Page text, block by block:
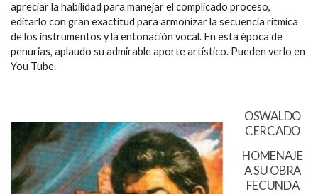
apreciar la habilidad para manejar el complicado proceso,
editarlo con gran exactitud para armonizar la secuencia rítmica
de los instrumentos y la entonación vocal. En esta época de
penurias, aplaudo su admirable aporte artístico. Pueden verlo en
You Tube.
OSWALDO
CERCADO
HOMENAJE
A SU OBRA
FECUNDA